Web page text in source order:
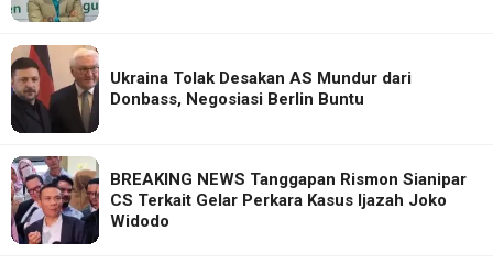
Ukraina Tolak Desakan AS Mundur dari
Donbass, Negosiasi Berlin Buntu
BREAKING NEWS Tanggapan Rismon Sianipar
CS Terkait Gelar Perkara Kasus Ijazah Joko
Widodo